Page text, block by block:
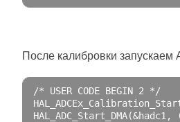
После калибровки запускаем
/* USER CODE BEGIN 2 */
HAL_ADC_Start_DMA(&hadc1 ,